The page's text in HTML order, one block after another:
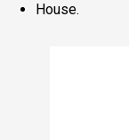
House.